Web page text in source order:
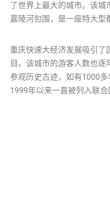
了世界上最大的城市。该城
嘉陵河包围，是一座特大型
重庆快速大经济发展吸引
目。该城市的游客人数也
参观历史古迹，如有1000
1999年以来一直被列入联合